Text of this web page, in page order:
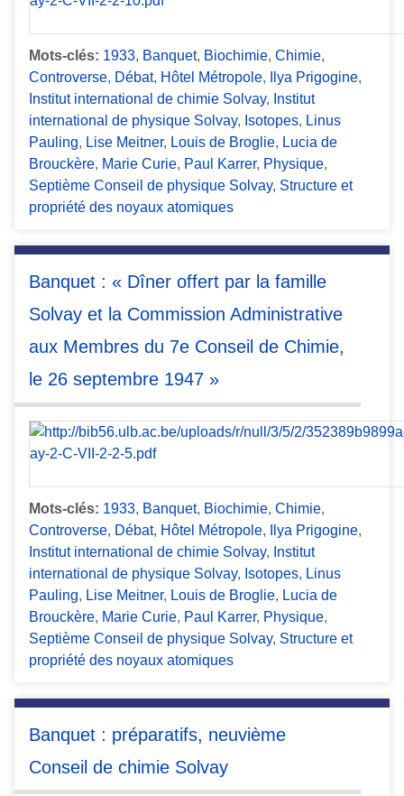
Mots-clés: 1933, Banquet, Biochimie, Chimie,
Controverse, Débat, Hôtel Métropole, Ilya Prigogine,
Institut international de chimie Solvay, Institut
international de physique Solvay, Isotopes, Linus
Pauling, Lise Meitner, Louis de Broglie, Lucia de
Brouckère, Marie Curie, Paul Karrer, Physique,
Septième Conseil de physique Solvay, Structure et
propriété des noyaux atomiques
Banquet : « Dîner offert par la famille
Solvay et la Commission Administrative
aux Membres du 7e Conseil de Chimie,
le 26 septembre 1947 »
Mots-clés: 1933, Banquet, Biochimie, Chimie,
Controverse, Débat, Hôtel Métropole, Ilya Prigogine,
Institut international de chimie Solvay, Institut
international de physique Solvay, Isotopes, Linus
Pauling, Lise Meitner, Louis de Broglie, Lucia de
Brouckère, Marie Curie, Paul Karrer, Physique,
Septième Conseil de physique Solvay, Structure et
propriété des noyaux atomiques
Banquet : préparatifs, neuvième
Conseil de chimie Solvay